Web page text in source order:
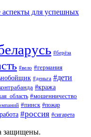
для успешных
#берёза
#вело #германия
#деньга #дети
#кража
#мошенничество
#пинск #пожар
#россия #сигарета
защищены.